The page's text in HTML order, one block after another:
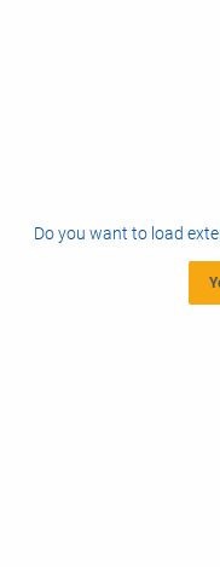
Do you want to load